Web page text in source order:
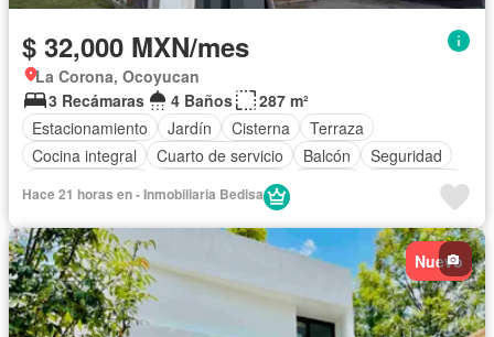
$ 32,000 MXN/mes
La Corona, Ocoyucan
3 Recámaras
4 Baños
287 m²
Estacionamiento
Jardín Cisterna
Terraza
Cocina integral
Cuarto de servicio Balcón
Seguridad
Cocina equipada
Electricidad
Zonas verdes
Recámara con closet
Vista panorámica
Caseta de vigilancia Sin amueblar
Hace 21 horas en - Inmobiliaria Bedisa
Nuevo